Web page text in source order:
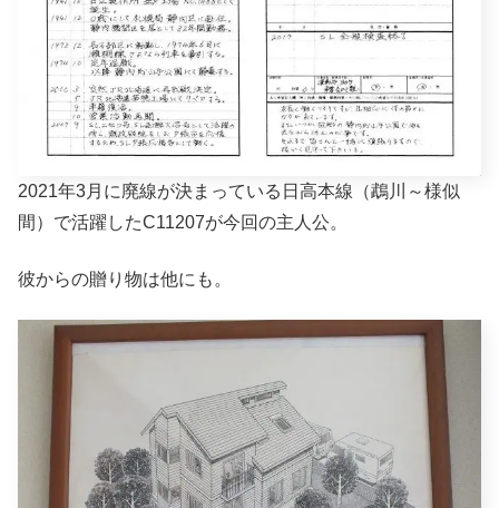
2021年3月に廃線が決まっている日高本線（鵡川～様似
間）で活躍したC11207が今回の主人公。
彼からの贈り物は他にも。